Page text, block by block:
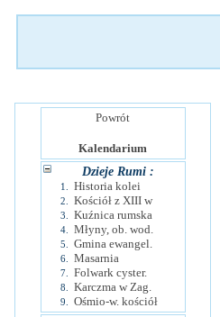
Powrót
Kalendarium
Dzieje Rumi :
1. Historia kolei
2. Kościół z XIII w
3. Kuźnica rumska
4. Młyny, ob. wod.
5. Gmina ewangel.
6. Masarnia
7. Folwark cyster.
8. Karczma w Zag.
9.
Ośmio-w. kościół